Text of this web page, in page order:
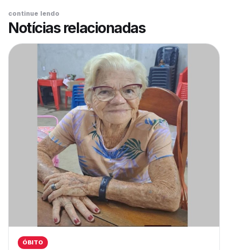
continue lendo
Notícias relacionadas
ÓBITO